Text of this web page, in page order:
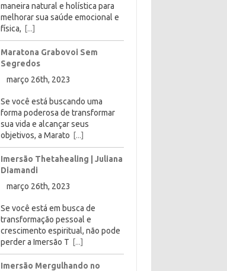
maneira natural e holística para
melhorar sua saúde emocional e
física, [...]
Maratona Grabovoi Sem
Segredos
março 26th, 2023
Se você está buscando uma
forma poderosa de transformar
sua vida e alcançar seus
objetivos, a Marato [...]
Imersão Thetahealing | Juliana
Diamandi
março 26th, 2023
Se você está em busca de
transformação pessoal e
crescimento espiritual, não pode
perder a Imersão T [...]
Imersão Mergulhando no